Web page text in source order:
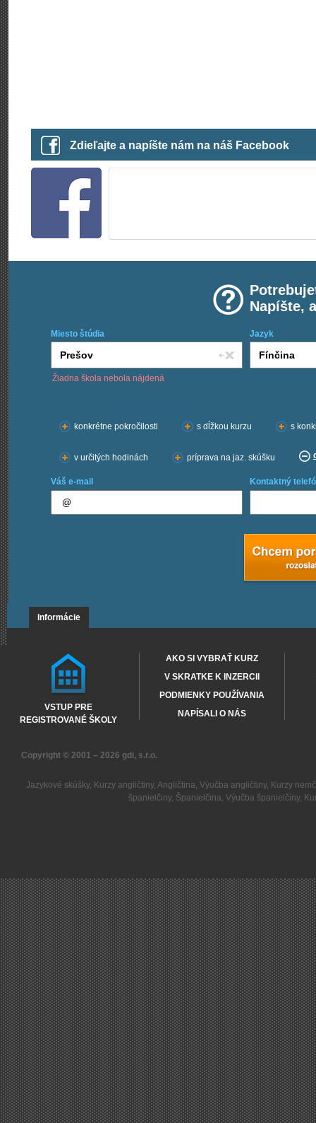
Zdieľajte a napíšte nám na náš Facebook
Napíšte,
Miesto štúdia Jazyk
Žiadna škola nebola nájdená
konkrétne pokročilosti
s dĺžkou kurzu s
v určitých hodinách príprava na jaz. skúšku
Váš e-mail Kontaktný
Informácie
VSTUP PRE
REGISTROVANÉ ŠKOLY
AKO SI VYBRAŤ KURZ
V SKRATKE K INZERCII
PODMIENKY POUŽÍVANIA
NAPÍSALI O NÁS
Copyright © 2001 – 2026 gdi, s.r.o.
Jazykové skúšky, Kurzy angličtiny, Angličtina, Výučba angličtiny, Kurzy
španielčiny, Španielčina, Výučba španielčiny,